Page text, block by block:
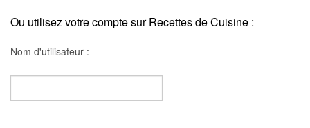
Ou utilisez votre compte sur Recettes de Cuisine :
Nom d'utilisateur :